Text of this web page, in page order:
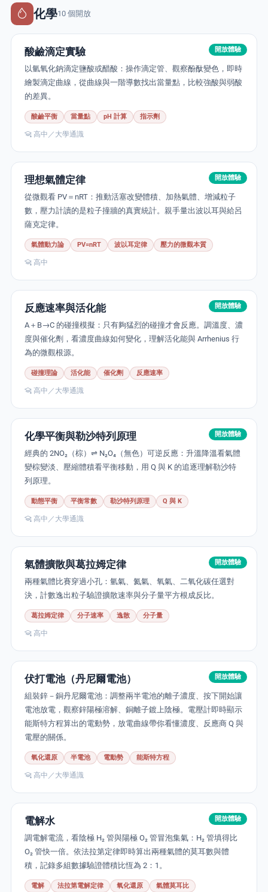
化學10 個開放
開放體驗
酸鹼滴定實驗
以氫氧化鈉滴定鹽酸或醋酸：操作滴定管、觀察酚酞變色，即時
繪製滴定曲線，從曲線與一階導數找出當量點，比較強酸與弱酸
的差異。
酸鹼平衡 當量點 pH 計算 指示劑
高中／大學通識
開放體驗
理想氣體定律
從微觀看 PV＝nRT：推動活塞改變體積、加熱氣體、增減粒子
數，壓力計讀的是粒子撞牆的真實統計。親手量出波以耳與給呂
薩克定律。
氣體動力論 PV=nRT 波以耳定律 壓力的微觀本質
高中
開放體驗
反應速率與活化能
A＋B→C 的碰撞模擬：只有夠猛烈的碰撞才會反應。調溫度、濃
度與催化劑，看濃度曲線如何變化，理解活化能與 Arrhenius 行
為的微觀根源。
碰撞理論 活化能 催化劑 反應速率
高中／大學通識
開放體驗
化學平衡與勒沙特列原理
經典的 2NO₂（棕）⇌ N₂O₄（無色）可逆反應：升溫降溫看氣體
變棕變淡、壓縮體積看平衡移動，用 Q 與 K 的追逐理解勒沙特
列原理。
動態平衡 平衡常數 勒沙特列原理 Q 與 K
高中／大學通識
開放體驗
氣體擴散與葛拉姆定律
兩種氣體比賽穿過小孔：氫氣、氦氣、氧氣、二氧化碳任選對
決，計數逸出粒子驗證擴散速率與分子量平方根成反比。
葛拉姆定律 分子速率 逸散 分子量
高中
開放體驗
伏打電池（丹尼爾電池）
組裝鋅－銅丹尼爾電池：調整兩半電池的離子濃度、按下開始讓
電池放電，觀察鋅陽極溶解、銅離子鍍上陰極。電壓計即時顯示
能斯特方程算出的電動勢，放電曲線帶你看懂濃度、反應商 Q 與
電壓的關係。
氧化還原 半電池 電動勢 能斯特方程
高中／大學通識
開放體驗
電解水
調電解電流，看陰極 H₂ 管與陽極 O₂ 管冒泡集氣：H₂ 管填得比
O₂ 管快一倍。依法拉第定律即時算出兩種氣體的莫耳數與體
積，記錄多組數據驗證體積比恆為 2：1。
電解 法拉第電解定律 氧化還原 氣體莫耳比